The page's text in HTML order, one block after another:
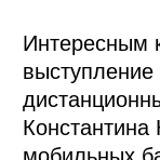
Интересным
мобильных